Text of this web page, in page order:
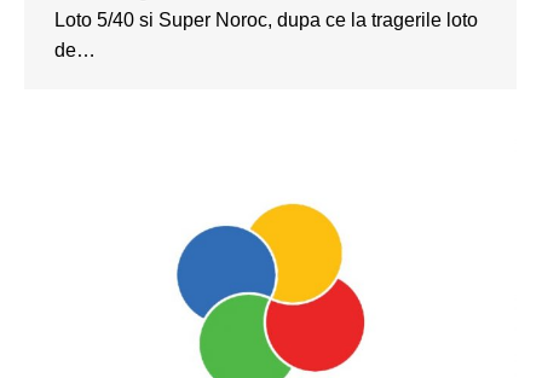
Loto 5/40 si Super Noroc, dupa ce la tragerile loto
de…